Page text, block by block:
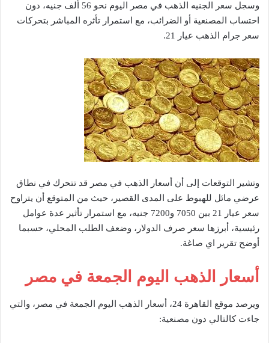
وسجل سعر الجنيه الذهب في مصر اليوم نحو 56 ألف جنيه، دون
احتساب المصنعية أو الضرائب، مع استمرار تأثره المباشر بتحركات
سعر جرام الذهب عيار 21.
وتشير التوقعات إلى أن أسعار الذهب في مصر قد تتحرك في نطاق
عرضي مائل للهبوط على المدى القصير، حيث من المتوقع أن يتراوح
سعر عيار 21 بين 7050 و7200 جنيه، مع استمرار تأثير عدة عوامل
رئيسية، أبرزها سعر صرف الدولار، وضعف الطلب المحلي، حسبما
أوضح تقرير اي صاغة.
أسعار الذهب اليوم الجمعة في مصر
ويرصد موقع القاهرة 24، أسعار الذهب اليوم الجمعة في مصر، والتي
جاءت كالتالي دون مصنعية: